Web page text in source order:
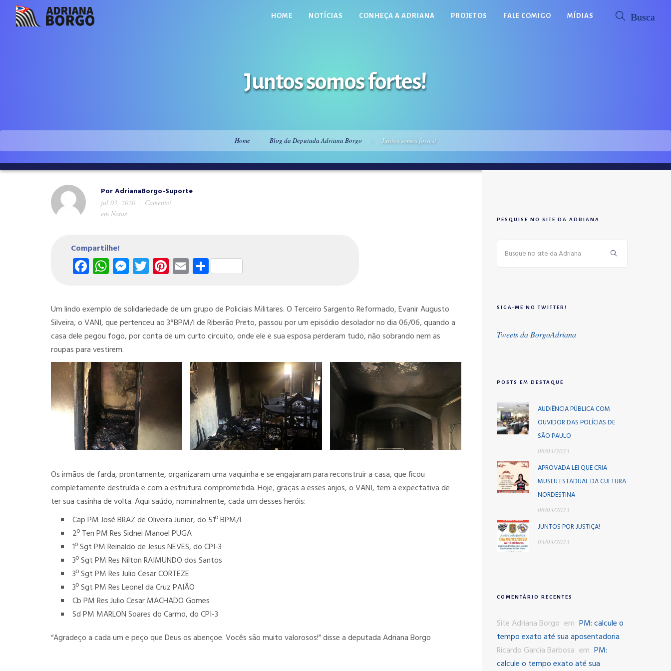
HOME NOTÍCIAS CONHEÇA A ADRIANA PROJETOS FALE COMIGO MÍDIAS
Juntos somos fortes!
Home Blog da Deputada Adriana Borgo Juntos somos fortes!
PorAdrianaBorgo-Suporte
jul 03, 2020
Comente!
em Notas
Compartilhe!
Facebook
WhatsApp
Messenger
Twitter
Pinterest
Email
Share
Um lindo exemplo de solidariedade de um grupo de Policiais Militares. O Terceiro Sargento Reformado, Evanir Augusto
Silveira, o VANI, que pertenceu ao 3°BPM/I de Ribeirão Preto, passou por um episódio desolador no dia 06/06, quando a
casa dele pegou fogo, por conta de um curto circuito, onde ele e sua esposa perderam tudo, não sobrando nem as
roupas para vestirem.
Os irmãos de farda, prontamente, organizaram uma vaquinha e se engajaram para reconstruir a casa, que ficou
completamente destruída e com a estrutura comprometida. Hoje, graças a esses anjos, o VANI, tem a expectativa de
ter sua casinha de volta. Aqui saúdo, nominalmente, cada um desses heróis:
Cap PM José BRAZ de Oliveira Junior, do 51º BPM/I
2º Ten PM Res Sidnei Manoel PUGA
1º Sgt PM Reinaldo de Jesus NEVES, do CPI-3
3º Sgt PM Res Nilton RAIMUNDO dos Santos
3º Sgt PM Res Julio Cesar CORTEZE
3º Sgt PM Res Leonel da Cruz PAIÃO
Cb PM Res Julio Cesar MACHADO Gomes
Sd PM MARLON Soares do Carmo, do CPI-3
“Agradeço a cada um e peço que Deus os abençoe. Vocês são muito valorosos!” disse a deputada Adriana Borgo
PESQUISE NO SITE DA ADRIANA
SIGA-ME NO TWITTER!
Tweets da BorgoAdriana
POSTS EM DESTAQUE
AUDIÊNCIA PÚBLICA COM
OUVIDOR DAS POLÍCIAS DE
SÃO PAULO
08/03/2023
APROVADA LEI QUE CRIA
MUSEU ESTADUAL DA CULTURA
NORDESTINA
08/03/2023
JUNTOS POR JUSTIÇA!
03/03/2023
COMENTÁRIO RECENTES
Site Adriana Borgo em PM: calcule o
tempo exato até sua aposentadoria
Ricardo Garcia Barbosa em PM:
calcule o tempo exato até sua